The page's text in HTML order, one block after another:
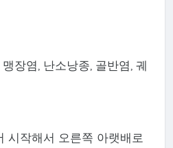
장염, 난소낭종, 골반염, 궤
시작해서 오른쪽 아랫배로